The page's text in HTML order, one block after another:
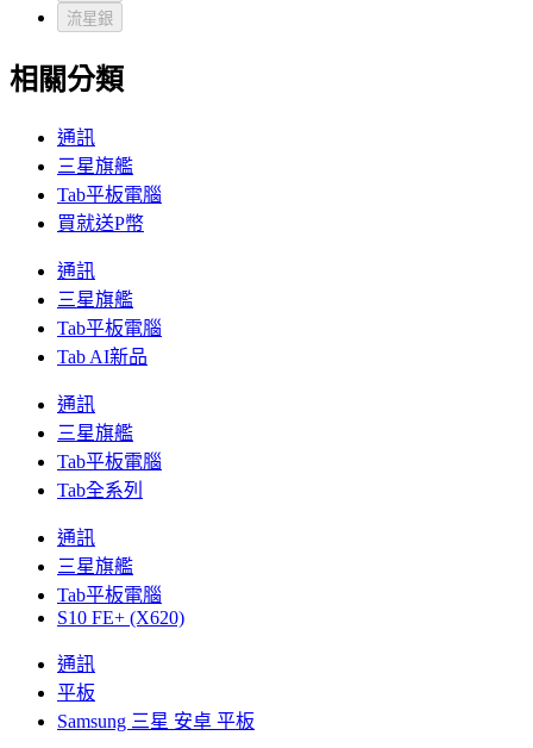
流星銀
相關分類
通訊
三星旗艦
Tab平板電腦
買就送P幣
通訊
三星旗艦
Tab平板電腦
Tab AI新品
通訊
三星旗艦
Tab平板電腦
Tab全系列
通訊
三星旗艦
Tab平板電腦
S10 FE+ (X620)
通訊
平板
Samsung 三星 安卓 平板